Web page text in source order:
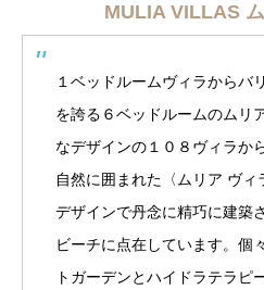
MULIA VILLAS
１ベッドルームヴィラからバ
を誇る６ベッドルームのムリ
なデザインの１０８ヴィラか
自然に囲まれた〈ムリア ヴィ
デザインで丹念に精巧に建築
ビーチに点在しています。個
トガーデンとハイドラテラピ